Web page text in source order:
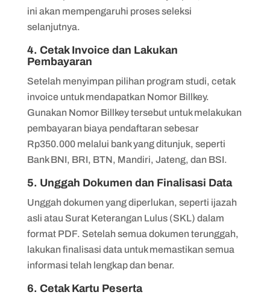
ini akan mempengaruhi proses seleksi
selanjutnya.
4. Cetak Invoice dan Lakukan
Pembayaran
Setelah menyimpan pilihan program studi, cetak
invoice untuk mendapatkan Nomor Billkey.
Gunakan Nomor Billkey tersebut untuk melakukan
pembayaran biaya pendaftaran sebesar
Rp350.000 melalui bank yang ditunjuk, seperti
Bank BNI, BRI, BTN, Mandiri, Jateng, dan BSI.
5. Unggah Dokumen dan Finalisasi Data
Unggah dokumen yang diperlukan, seperti ijazah
asli atau Surat Keterangan Lulus (SKL) dalam
format PDF. Setelah semua dokumen terunggah,
lakukan finalisasi data untuk memastikan semua
informasi telah lengkap dan benar.
6. Cetak Kartu Peserta